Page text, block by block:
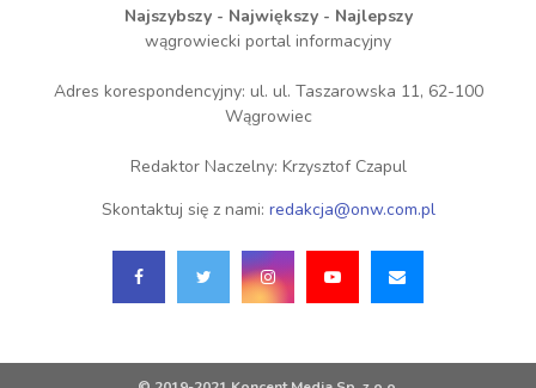
Najszybszy - Największy - Najlepszy
wągrowiecki portal informacyjny
Adres korespondencyjny: ul. ul. Taszarowska 11, 62-100
Wągrowiec
Redaktor Naczelny: Krzysztof Czapul
Skontaktuj się z nami: redakcja@onw.com.pl